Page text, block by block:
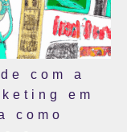
com a
em
como